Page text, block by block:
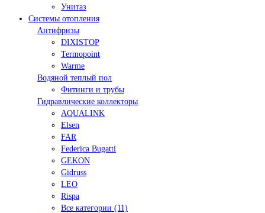
Унитаз
Системы отопления
Антифризы
DIXISTOP
Termopoint
Warme
Водяной теплый пол
Фитинги и трубы
Гидравлические коллекторы
AQUALINK
Elsen
FAR
Federica Bugatti
GEKON
Gidruss
LEO
Rispa
Все категории (11)